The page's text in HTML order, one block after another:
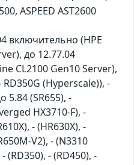
ASPEED AST2600
включительно (HPE
до 12.77.04
CL2100 Gen10 Server),
(Hyperscale)), -
5.84 (SR655), -
HX3710-F), -
- (HR630X), -
V2), - (N3310
(RD350), - (RD450), -